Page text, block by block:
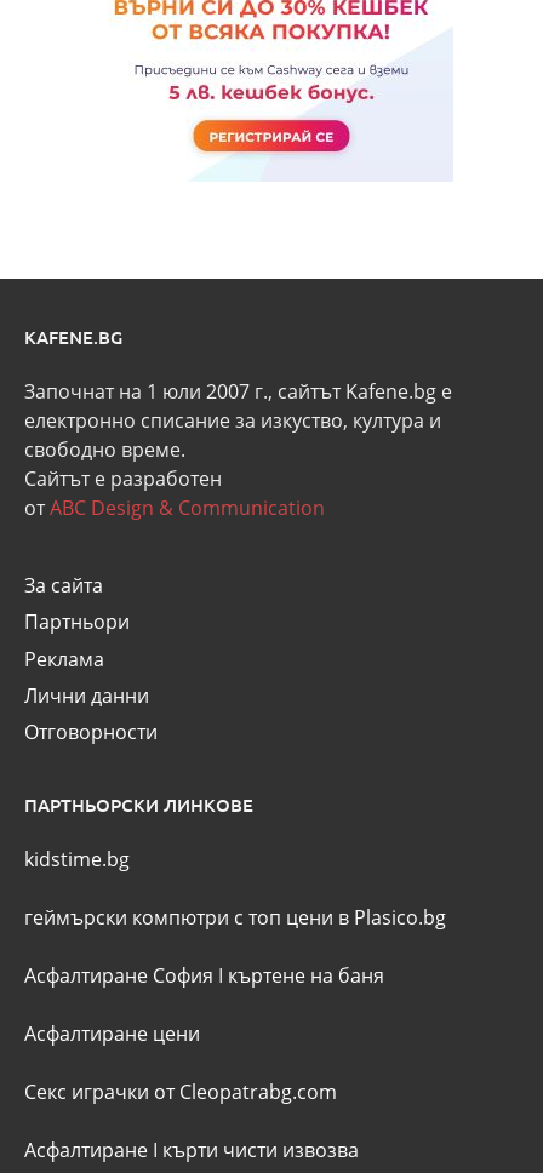
KAFENE.BG
Започнат на 1 юли 2007 г., сайтът Kafene.bg e
eлектронно списание за изкуство, култура и
свободно време.
Сайтът е разработен
отABC Design & Communication
За сайта
Партньори
Реклама
Лични данни
Отговорности
ПАРТНЬОРСКИ ЛИНКОВЕ
kidstime.bg
геймърски компютри с топ цени в Plasico.bg
Асфалтиране София I къртене на баня
Асфалтиране цени
Секс играчки от Cleopatrabg.com
Асфалтиране I кърти чисти извозва